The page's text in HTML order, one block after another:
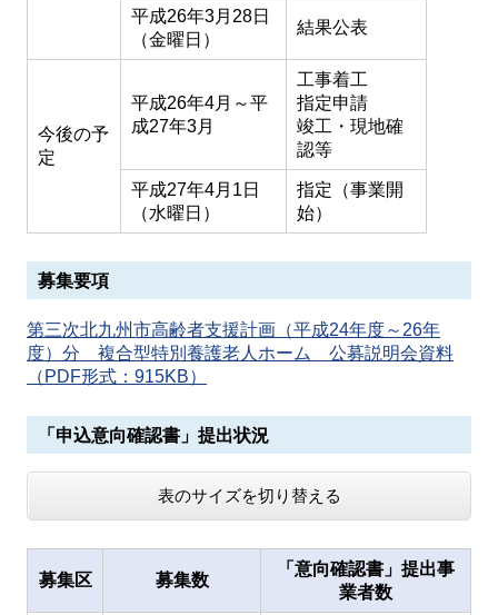
平成26年3月28日
（金曜日）
結果公表
今後の予
定
平成26年4月～平
成27年3月
工事着工
指定申請
竣工・現地確
認等
平成27年4月1日
（水曜日）
指定（事業開
始）
募集要項
第三次北九州市高齢者支援計画（平成24年度～26年
度）分 複合型特別養護老人ホーム 公募説明会資料
（PDF形式：915KB）
「申込意向確認書」提出状況
表のサイズを切り替える
募集区 募集数
「意向確認書」提出事
業者数